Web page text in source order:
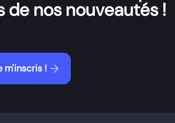
de nos nouveautés !
m'inscris ! arrow_forward